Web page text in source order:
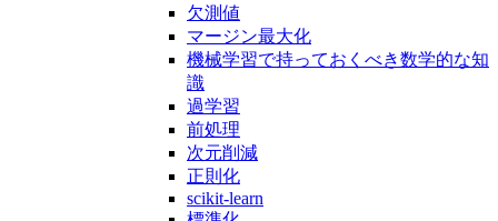
欠測値
マージン最大化
機械学習で持っておくべき数学的な知
識
過学習
前処理
次元削減
正則化
scikit-learn